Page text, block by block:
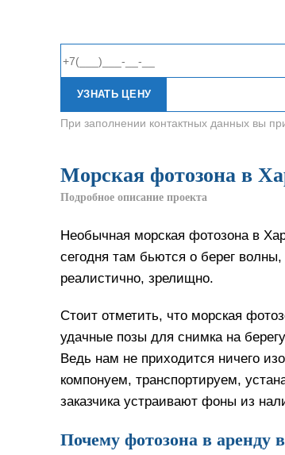
УЗНАТЬ ЦЕНУ
При заполнении контактных данных вы
Морская фотозона в
Подробное описание проекта
Необычная морская фотозона в
сегодня там бьются о берег
реалистично, зрелищно.
Стоит отметить, что морская
удачные позы для снимка на
Ведь нам не приходится ничего
компонуем, транспортируем,
заказчика устраивают фоны из
Почему фотозона в аренду